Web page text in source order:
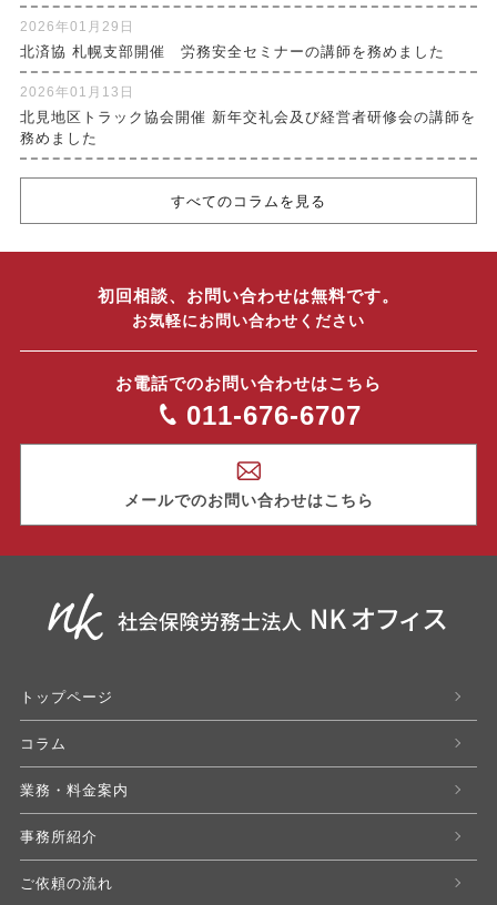
2026年01月29日
北済協 札幌支部開催 労務安全セミナーの講師を務めました
2026年01月13日
北見地区トラック協会開催 新年交礼会及び経営者研修会の講師を
務めました
すべてのコラムを見る
初回相談、お問い合わせは無料です。
お気軽にお問い合わせください
お電話でのお問い合わせはこちら
011-676-6707
メールでのお問い合わせはこちら
トップページ
コラム
業務・料金案内
事務所紹介
ご依頼の流れ